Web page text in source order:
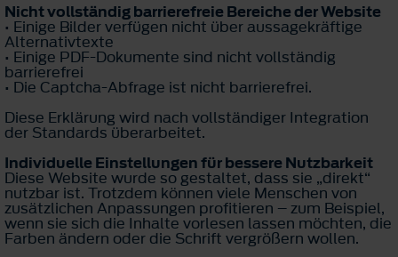
Nicht vollständig barrierefreie Bereiche der Website
• Einige Bilder verfügen nicht über aussagekräftige
Alternativtexte
• Einige PDF-Dokumente sind nicht vollständig
barrierefrei
• Die Captcha-Abfrage ist nicht barrierefrei.
Diese Erklärung wird nach vollständiger Integration
der Standards überarbeitet.
Individuelle Einstellungen für bessere Nutzbarkeit
Diese Website wurde so gestaltet, dass sie „direkt“
nutzbar ist. Trotzdem können viele Menschen von
zusätzlichen Anpassungen profitieren – zum Beispiel,
wenn sie sich die Inhalte vorlesen lassen möchten, die
Farben ändern oder die Schrift vergrößern wollen.